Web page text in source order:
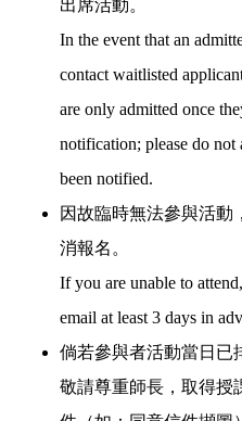
出席活動。
In the event that an
contact waitlisted
are only admitted once
notification; please do not
been notified.
因故臨時無法參與活動
消報名。
If you are unable to
email at least 3 days in
倘若參與者活動當日已
敬請尊重師長，取得授